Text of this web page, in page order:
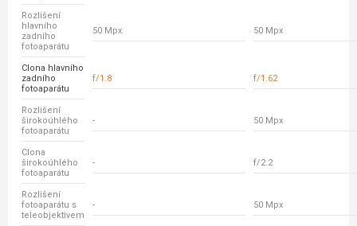
Rozlišení
hlavního
zadního
fotoaparátu
50 Mpx 50 Mpx
Clona hlavního
zadního
fotoaparátu
f/1.8 f/1.62
Rozlišení
širokoúhlého
fotoaparátu
- 50 Mpx
Clona
širokoúhlého
fotoaparátu
- f/2.2
Rozlišení
fotoaparátu s
teleobjektivem
- 50 Mpx